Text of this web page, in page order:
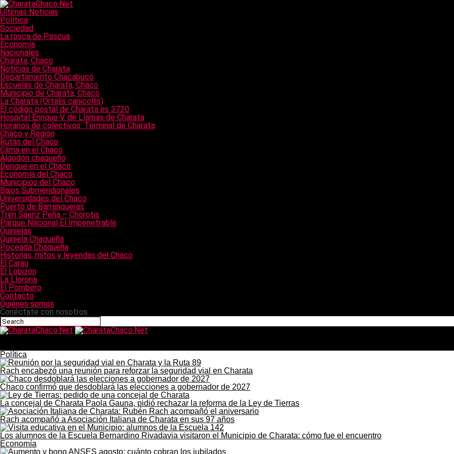
Últimas Noticias
Política
Sociedad
La rosca de Pascua
Economía
Nacionales
Charata, Chaco
Noticias de Charata
Departamento Chacabuco
Escuelas de Charata, Chaco
Municipio de Charata, Chaco
La Charata (Ortalis canicollis)
El código postal de Charata es 3730
Hospital Enrique V. de Llamas de Charata
Horarios de colectivos: Terminal de Charata
Chaco y Región
Rutas del Chaco
Clima en el Chaco
Algodón chaqueño
Dengue en el Chaco
Economía del Chaco
Municipios del Chaco
Bajos Submeridionales
Universidades del Chaco
Puerto de Barranqueras
Tren Sáenz Peña – Chorotis
Parque Nacional El Impenetrable
Quinielas
Quiniela Chaqueña
Poceada Chaqueña
Historias, mitos y leyendas del Chaco
El Carau
El Lobizón
La Llorona
El Pombero
Contacto
Quiénes somos
Conéctate con nosotros
Política
Rach encabezó una reunión para reforzar la seguridad vial en Charata
Chaco confirmó que desdoblará las elecciones a gobernador de 2027
La concejal de Charata Paola Gauna, pidió rechazar la reforma de la Ley de Tierras
Rach acompañó a Asociación Italiana de Charata en sus 97 años
Los alumnos de la Escuela Bernardino Rivadavia visitaron el Municipio de Charata: cómo fue el encuentro
Economía